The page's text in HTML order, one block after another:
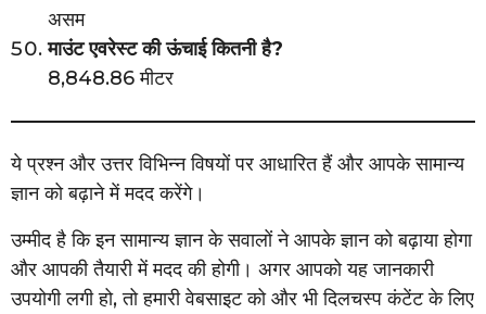
असम
माउंट एवरेस्ट की ऊंचाई कितनी है?
8,848.86 मीटर
ये प्रश्न और उत्तर विभिन्न विषयों पर आधारित हैं और आपके सामान्य
ज्ञान को बढ़ाने में मदद करेंगे।
उम्मीद है कि इन सामान्य ज्ञान के सवालों ने आपके ज्ञान को बढ़ाया होगा
और आपकी तैयारी में मदद की होगी। अगर आपको यह जानकारी
उपयोगी लगी हो, तो हमारी वेबसाइट को और भी दिलचस्प कंटेंट के लिए